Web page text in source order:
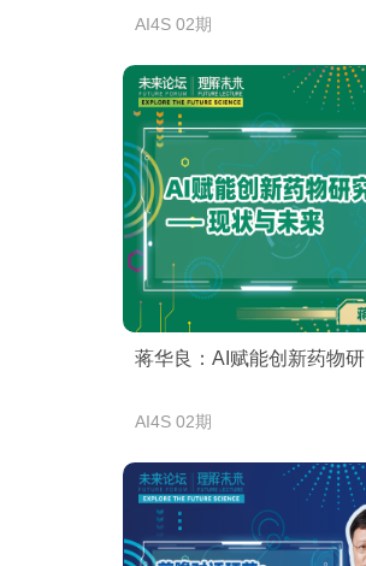
AI4S 02期
蒋华良：AI赋能创新药物
AI4S 02期